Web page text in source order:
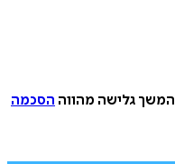
המשך גלישה מהווה הסכמה